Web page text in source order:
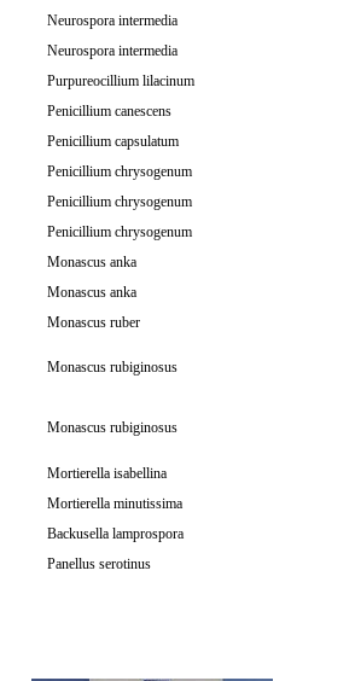
Neurospora intermedia
Neurospora intermedia
Purpureocillium lilacinum
Penicillium canescens
Penicillium capsulatum
Penicillium chrysogenum
Penicillium chrysogenum
Penicillium chrysogenum
Monascus anka
Monascus anka
Monascus ruber
Monascus rubiginosus
Monascus rubiginosus
Mortierella isabellina
Mortierella minutissima
Backusella lamprospora
Panellus serotinus